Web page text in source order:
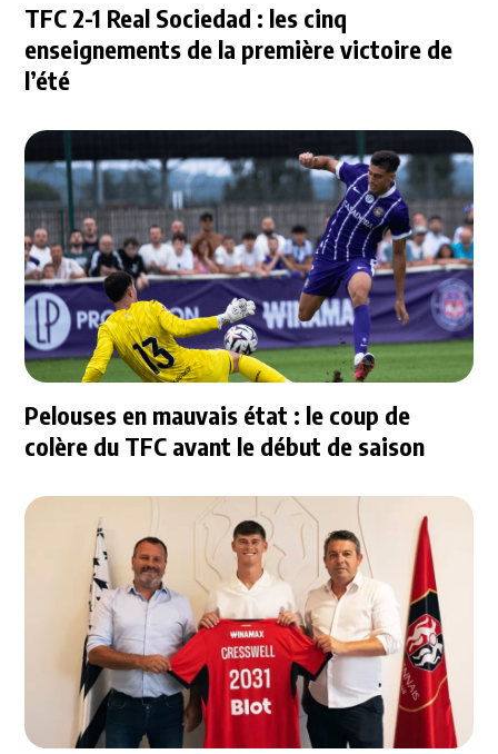
TFC 2-1 Real Sociedad : les cinq
enseignements de la première victoire de
l’été
Pelouses en mauvais état : le coup de
colère du TFC avant le début de saison